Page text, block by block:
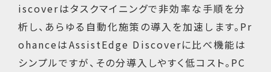
iscoverはタスクマイニングで非効率な手順を分
析し、あらゆる自動化施策の導入を加速します。Pr
ohanceはAssistEdge Discoverに比べ機能は
シンプルですが、その分導入しやすく低コスト。PC